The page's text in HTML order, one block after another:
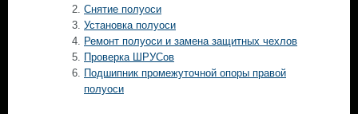
Снятие полуоси
Установка полуоси
Ремонт полуоси и замена защитных чехлов
Проверка ШРУСов
Подшипник промежуточной опоры правой
полуоси